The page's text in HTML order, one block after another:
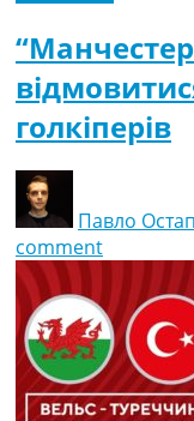
голкіперів
Павло
comment